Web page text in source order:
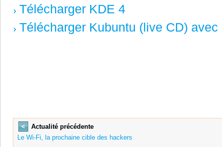
Télécharger KDE 4
Télécharger Kubuntu (live CD)
<
Actualité précédente
Le Wi-Fi, la prochaine cible des hackers